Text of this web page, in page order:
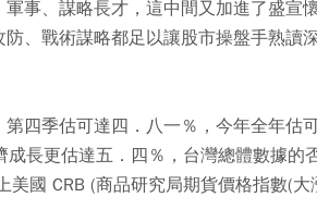
事、謀略長才，這中間又加進了盛宣
、戰術謀略都足以讓股市操盤手熟讀
四季估可達四．八一％，今年全年估
長更估達五．四％，台灣總體數據的
國 CRB (商品研究局期貨價格指數(